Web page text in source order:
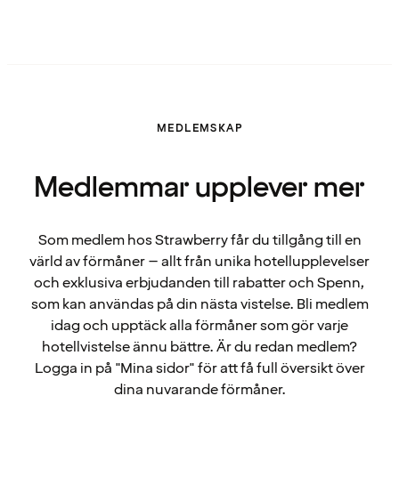
MEDLEMSKAP
Medlemmar upplever mer
Som medlem hos Strawberry får du tillgång till en
värld av förmåner – allt från unika hotellupplevelser
och exklusiva erbjudanden till rabatter och Spenn,
som kan användas på din nästa vistelse. Bli medlem
idag och upptäck alla förmåner som gör varje
hotellvistelse ännu bättre. Är du redan medlem?
Logga in på "Mina sidor" för att få full översikt över
dina nuvarande förmåner.